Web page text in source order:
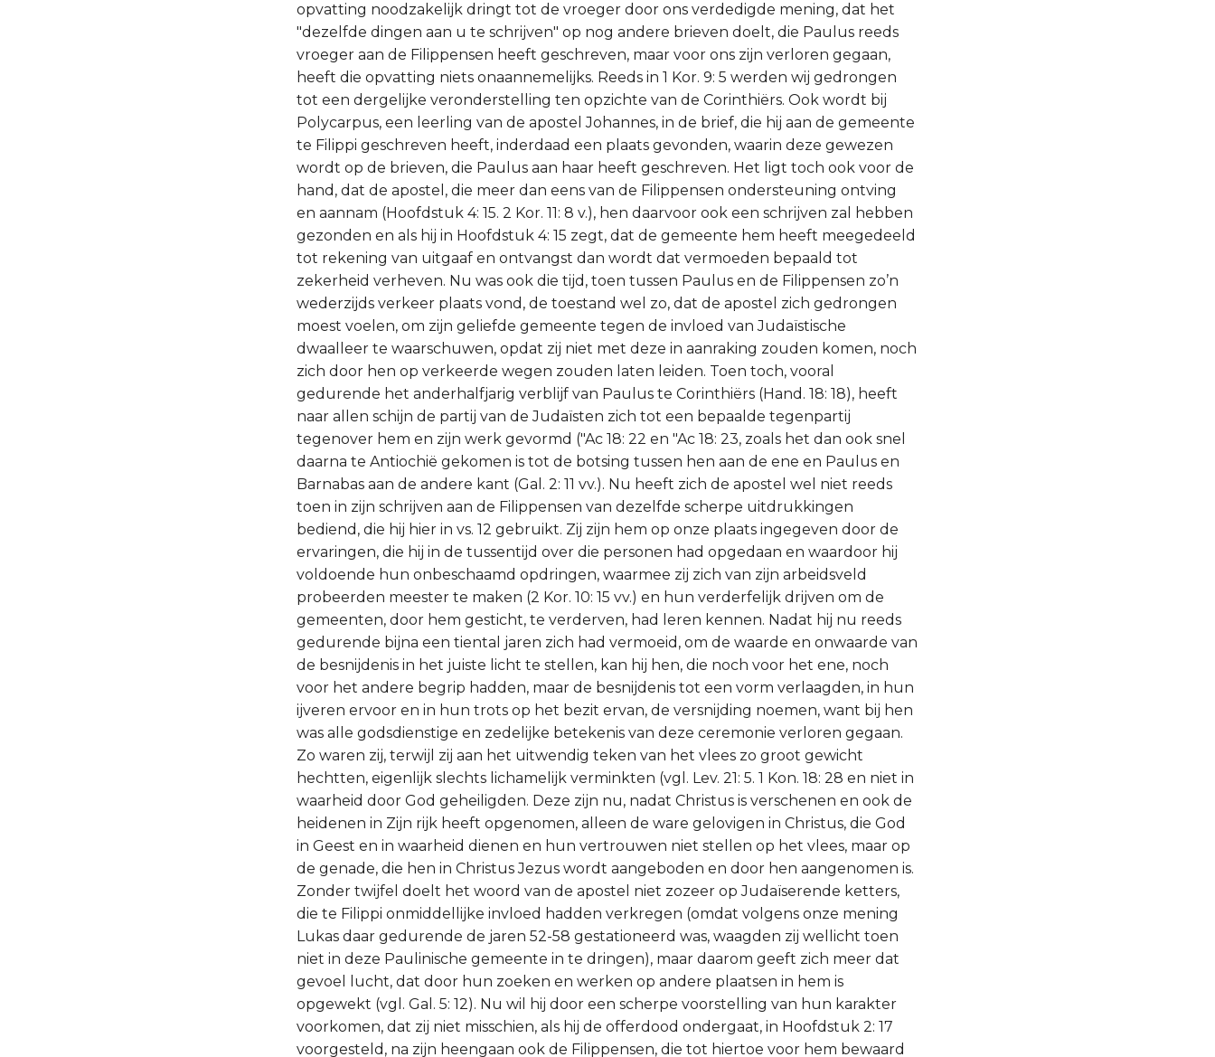
opvatting noodzakelijk dringt tot de vroeger door ons verdedigde mening, dat het
"dezelfde dingen aan u te schrijven" op nog andere brieven doelt, die Paulus reeds
vroeger aan de Filippensen heeft geschreven, maar voor ons zijn verloren gegaan,
heeft die opvatting niets onaannemelijks. Reeds in 1 Kor. 9: 5 werden wij gedrongen
tot een dergelijke veronderstelling ten opzichte van de Corinthiërs. Ook wordt bij
Polycarpus, een leerling van de apostel Johannes, in de brief, die hij aan de gemeente
te Filippi geschreven heeft, inderdaad een plaats gevonden, waarin deze gewezen
wordt op de brieven, die Paulus aan haar heeft geschreven. Het ligt toch ook voor de
hand, dat de apostel, die meer dan eens van de Filippensen ondersteuning ontving
en aannam (Hoofdstuk 4: 15. 2 Kor. 11: 8 v.), hen daarvoor ook een schrijven zal hebben
gezonden en als hij in Hoofdstuk 4: 15 zegt, dat de gemeente hem heeft meegedeeld
tot rekening van uitgaaf en ontvangst dan wordt dat vermoeden bepaald tot
zekerheid verheven. Nu was ook die tijd, toen tussen Paulus en de Filippensen zo’n
wederzijds verkeer plaats vond, de toestand wel zo, dat de apostel zich gedrongen
moest voelen, om zijn geliefde gemeente tegen de invloed van Judaïstische
dwaalleer te waarschuwen, opdat zij niet met deze in aanraking zouden komen, noch
zich door hen op verkeerde wegen zouden laten leiden. Toen toch, vooral
gedurende het anderhalfjarig verblijf van Paulus te Corinthiërs (Hand. 18: 18), heeft
naar allen schijn de partij van de Judaïsten zich tot een bepaalde tegenpartij
tegenover hem en zijn werk gevormd ("Ac 18: 22 en "Ac 18: 23, zoals het dan ook snel
daarna te Antiochië gekomen is tot de botsing tussen hen aan de ene en Paulus en
Barnabas aan de andere kant (Gal. 2: 11 vv.). Nu heeft zich de apostel wel niet reeds
toen in zijn schrijven aan de Filippensen van dezelfde scherpe uitdrukkingen
bediend, die hij hier in vs. 12 gebruikt. Zij zijn hem op onze plaats ingegeven door de
ervaringen, die hij in de tussentijd over die personen had opgedaan en waardoor hij
voldoende hun onbeschaamd opdringen, waarmee zij zich van zijn arbeidsveld
probeerden meester te maken (2 Kor. 10: 15 vv.) en hun verderfelijk drijven om de
gemeenten, door hem gesticht, te verderven, had leren kennen. Nadat hij nu reeds
gedurende bijna een tiental jaren zich had vermoeid, om de waarde en onwaarde van
de besnijdenis in het juiste licht te stellen, kan hij hen, die noch voor het ene, noch
voor het andere begrip hadden, maar de besnijdenis tot een vorm verlaagden, in hun
ijveren ervoor en in hun trots op het bezit ervan, de versnijding noemen, want bij hen
was alle godsdienstige en zedelijke betekenis van deze ceremonie verloren gegaan.
Zo waren zij, terwijl zij aan het uitwendig teken van het vlees zo groot gewicht
hechtten, eigenlijk slechts lichamelijk verminkten (vgl. Lev. 21: 5. 1 Kon. 18: 28 en niet in
waarheid door God geheiligden. Deze zijn nu, nadat Christus is verschenen en ook de
heidenen in Zijn rijk heeft opgenomen, alleen de ware gelovigen in Christus, die God
in Geest en in waarheid dienen en hun vertrouwen niet stellen op het vlees, maar op
de genade, die hen in Christus Jezus wordt aangeboden en door hen aangenomen is.
Zonder twijfel doelt het woord van de apostel niet zozeer op Judaïserende ketters,
die te Filippi onmiddellijke invloed hadden verkregen (omdat volgens onze mening
Lukas daar gedurende de jaren 52-58 gestationeerd was, waagden zij wellicht toen
niet in deze Paulinische gemeente in te dringen), maar daarom geeft zich meer dat
gevoel lucht, dat door hun zoeken en werken op andere plaatsen in hem is
opgewekt (vgl. Gal. 5: 12). Nu wil hij door een scherpe voorstelling van hun karakter
voorkomen, dat zij niet misschien, als hij de offerdood ondergaat, in Hoofdstuk 2: 17
voorgesteld, na zijn heengaan ook de Filippensen, die tot hiertoe voor hem bewaard